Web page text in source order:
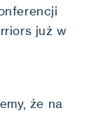
już w
że na